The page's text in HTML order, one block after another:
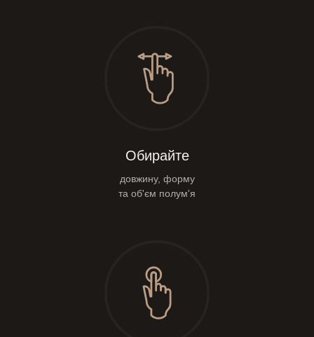
Обирайте
довжину, форму
та об'єм полум'я